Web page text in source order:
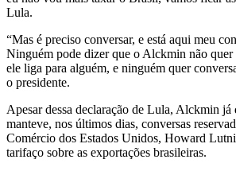
Lula.
“Mas é preciso conversar, e está aqui meu
Ninguém pode dizer que o Alckmin não quer
ele liga para alguém, e ninguém quer
o presidente.
Apesar dessa declaração de Lula, Alckmin já
manteve, nos últimos dias, conversas
Comércio dos Estados Unidos, Howard
tarifaço sobre as exportações brasileiras.